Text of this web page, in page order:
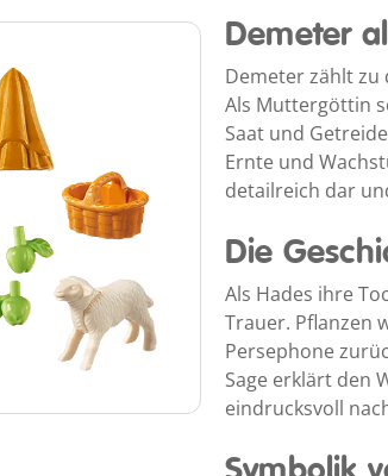
Demeter
Demeter zählt zu
Als Muttergöttin
Saat und
Ernte und
detailreich dar
Die
Als Hades ihre
Trauer. Pflanzen
Persephone
Sage erklärt den
eindrucksvoll